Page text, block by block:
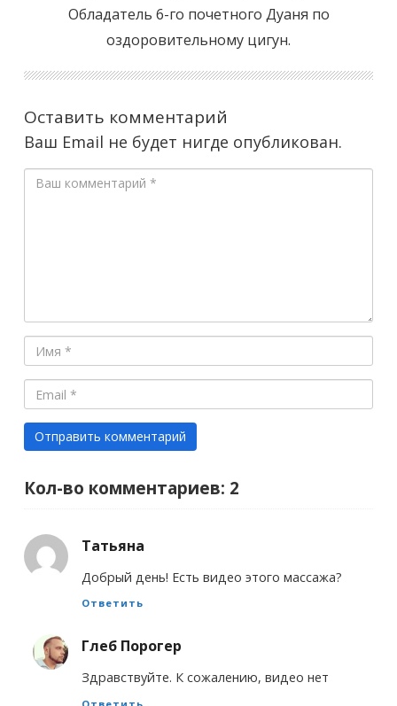
Обладатель 6-го почетного Дуаня по
оздоровительному цигун.
Оставить комментарий
Ваш Email не будет нигде опубликован.
Кол-во комментариев: 2
Татьяна
Добрый день! Есть видео этого массажа?
Ответить
Глеб Порогер
Здравствуйте. К сожалению, видео нет